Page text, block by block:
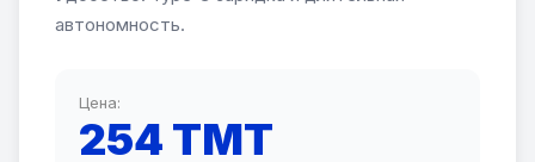
автономность.
Цена:
254 TMT